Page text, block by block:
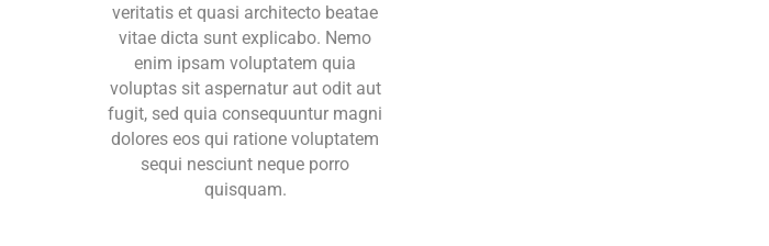
veritatis et quasi architecto beatae
vitae dicta sunt explicabo. Nemo
enim ipsam voluptatem quia
voluptas sit aspernatur aut odit aut
fugit, sed quia consequuntur magni
dolores eos qui ratione voluptatem
sequi nesciunt neque porro
quisquam.